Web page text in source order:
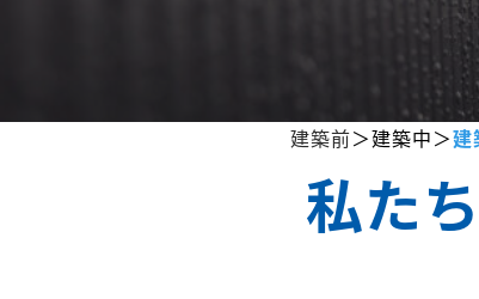
建築前＞建築中 ＞建
私た